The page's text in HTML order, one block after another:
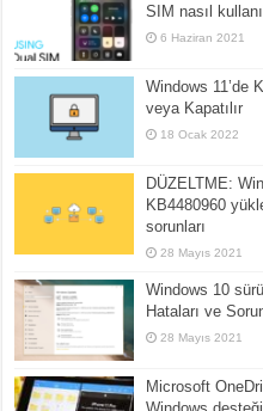
SIM nasıl
6 Haziran 2021
Windows 11’de
veya Kapatılır
18 Ocak 2022
DÜZELTME:
KB4480960
sorunları
28 Mayıs 2021
Windows 10
Hataları ve
28 Mayıs 2021
Microsoft